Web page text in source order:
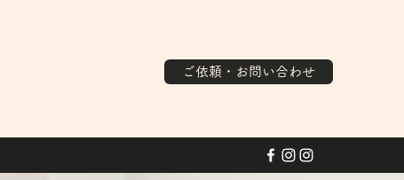
ご依頼・お問い合わせ